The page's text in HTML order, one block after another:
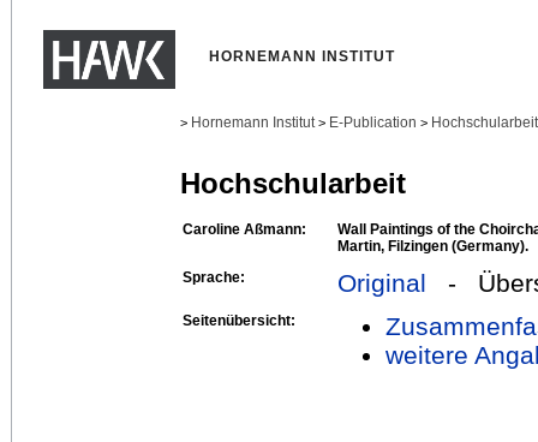
HORNEMANN INSTITUT
> Hornemann Institut > E-Publication >
Hochschularbeit
Caroline Aßmann:
Wall Paintings of the
Martin, Filzingen (Germany).
Sprache:
Original -
Seitenübersicht:
weitere